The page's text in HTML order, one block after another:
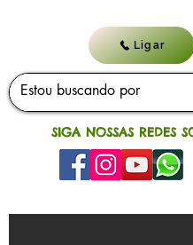
Ligar
SIGA NOSSAS REDES